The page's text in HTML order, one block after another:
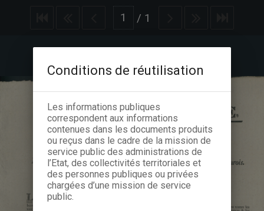
/ 1
Conditions de réutilisation
Les informations publiques
correspondent aux informations
contenues dans les documents produits
ou reçus dans le cadre de la mission de
service public des administrations de
l’Etat, des collectivités territoriales et
des personnes publiques ou privées
chargées d’une mission de service
public.